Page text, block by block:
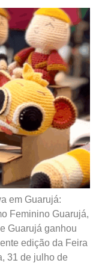
em Guarujá:
Feminino Guarujá,
Guarujá ganhou
edição da Feira
31 de julho de